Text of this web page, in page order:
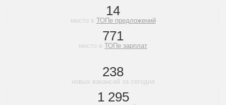
14
место в ТОПе предложений
771
место в ТОПе зарплат
238
новых вакансий за сегодня
1 295